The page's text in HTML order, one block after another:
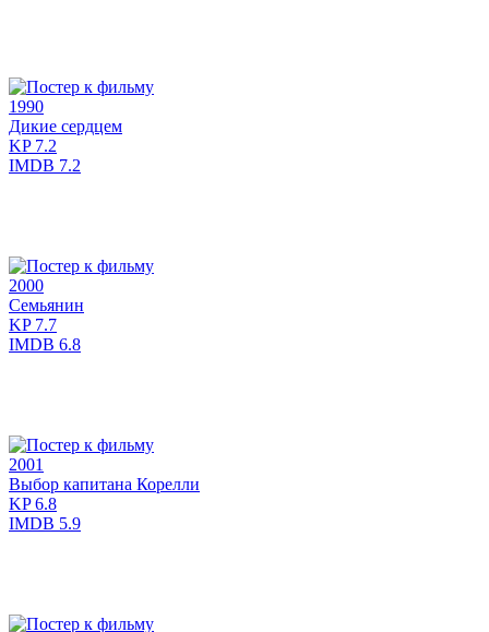
1990
Дикие сердцем
KP7.2
IMDB 7.2
2000
Семьянин
KP7.7
IMDB 6.8
2001
Выбор капитана Корелли
KP6.8
IMDB 5.9